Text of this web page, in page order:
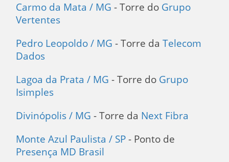
Carmo da Mata / MG - Torre do Grupo
Vertentes
Pedro Leopoldo / MG - Torre daTelecom
Dados
Lagoa da Prata / MG - Torre do Grupo
Isimples
Divinópolis / MG - Torre da Next Fibra
Monte Azul Paulista / SP - Ponto de
Presença MD Brasil